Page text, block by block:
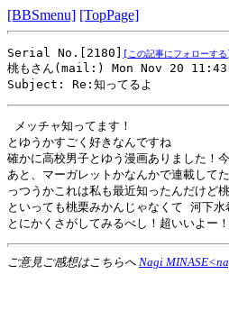
[BBSmenu] [TopPage]
Serial No.[2180] [この記事にフォローする]
桃もさん(mail:) Mon Nov 20
Subject: Re:知ってるよ
メッチャ知ってます！
とゆうかすごく好きなんですね
確かに高校男子とゆう漫画ありました！
あと、マーガレットかなんかで連載して
っつうかこれは私も最近知ったんだけど
といっても桃栗みかんじゃなくて 河下
とにかくさがしてみるべし！超いいよー
ご意見ご感想はこちらへ Nagi